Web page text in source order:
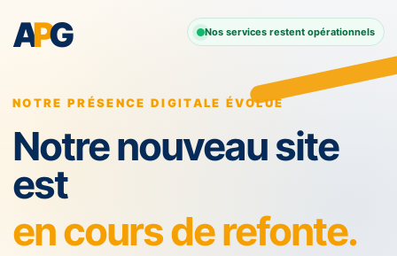
APG Nos services restent opérationnels
NOTRE PRÉSENCE DIGITALE ÉVOLUE
Notre nouveau site
est
en cours de refonte.